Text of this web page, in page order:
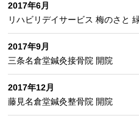
2017年6月
リハビリデイサービス 梅のさと
2017年9月
三条名倉堂鍼灸接骨院 開院
2017年12月
藤見名倉堂鍼灸整骨院 開院